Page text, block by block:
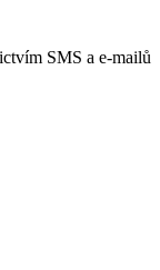
SMS a e-mailů